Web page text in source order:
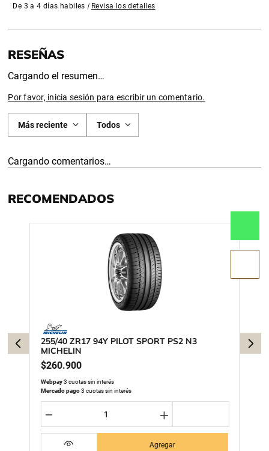
De 3 a 4 días habiles | Revisa los detalles
Cargando el resumen…
Por favor, inicia sesión para escribir un comentario.
Más reciente Todos
Cargando comentarios…
RECOMENDADOS
255/40 ZR17 94Y PILOT SPORT PS2 N3
MICHELIN
$260.900
Webpay3 cuotas sin interés
Mercado pago3 cuotas sin interés
＋
－
Agregar